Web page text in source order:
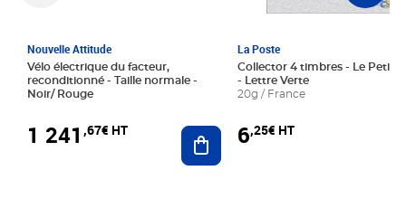
Nouvelle Attitude
Vélo électrique du facteur,
reconditionné - Taille normale -
Noir/ Rouge
1 241 ,67€ HT Ajouter au panier
La Poste
Collector 4 timbres - Le Petit
- Lettre Verte
20g / France
6,25€ HT